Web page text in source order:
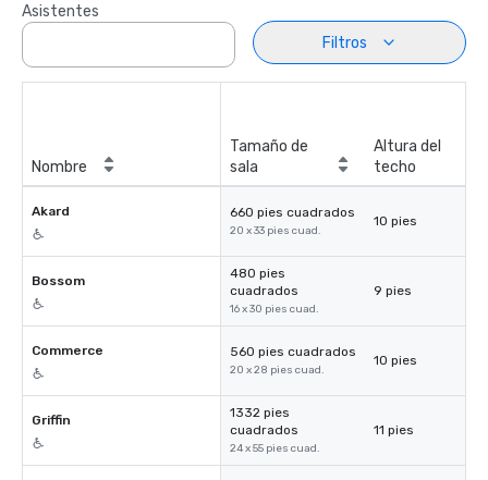
Asistentes
Filtros
Nombre
Tamaño de
sala
Altura del
techo
Akard 660 pies cuadrados
20 x 33 pies cuad.
10 pies
Bossom
480 pies
cuadrados
16 x 30 pies cuad.
9 pies
Commerce 560 pies cuadrados
20 x 28 pies cuad.
10 pies
Griffin
1332 pies
cuadrados
24 x 55 pies cuad.
11 pies